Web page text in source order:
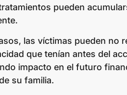
pueden
las víctimas pueden no
que tenían antes del
impacto en el futuro
su familia.